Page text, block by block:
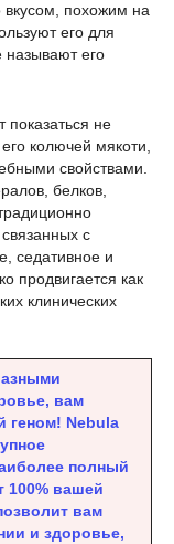
вкусом, похожим на
его для
называют его
не
колючей мякоти,
свойствами.
белков,
с
седативное и
продвигается как
клинических
вам
геном! Nebula
полный
100% вашей
вам
и здоровье,